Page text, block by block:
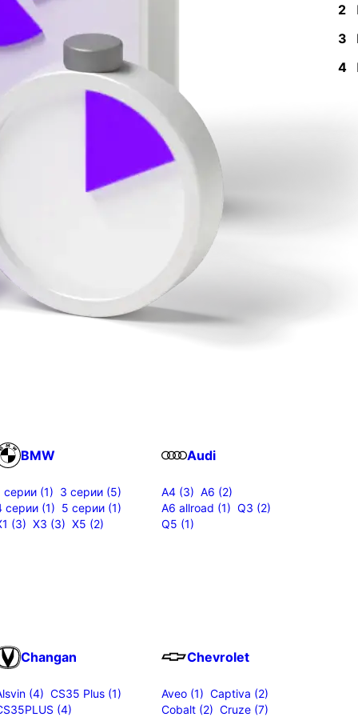
2
3
4
BMW
серии (1) 3 серии (5)
серии (1) 5 серии (1)
(3) X3 (3) X5 (2)
Audi
A4 (3) A6 (2)
A6 allroad (1) Q3 (2)
Q5 (1)
Changan
(4) CS35 Plus (1)
(4)
Chevrolet
Aveo (1) Captiva (2)
Cobalt (2) Cruze (7)